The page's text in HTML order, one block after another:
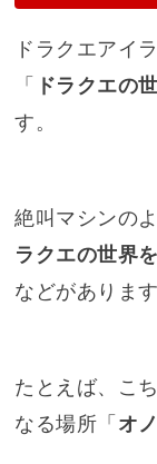
ドラクエアイ
「
ドラクエの
す。
絶叫マシンの
ラクエの世界
などがあります
たとえば、こ
なる場所「 オ